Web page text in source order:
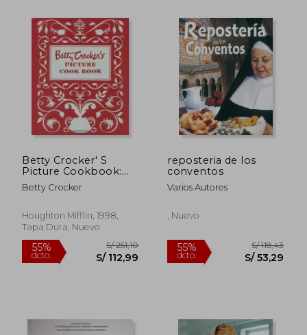
50%
dcto. S/ 110,28
55%
dcto.
Betty Crocker' S
Picture Cookbook:
Facsimile Edition: The
Original 1950 Classic
Betty Crocker
Houghton Mifflin, 1998,
Tapa Dura, Nuevo
reposteria de los
conventos
Varios Autores
, Nuevo